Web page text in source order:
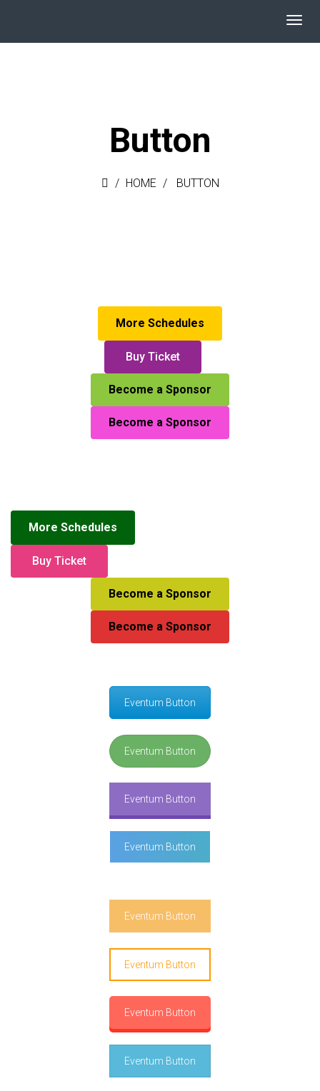
Button
HOME BUTTON
More Schedules
Buy Ticket
Become a Sponsor
Become a Sponsor
More Schedules
Buy Ticket
Become a Sponsor
Become a Sponsor
Eventum Button
Eventum Button
Eventum Button
Eventum Button
Eventum Button
Eventum Button
Eventum Button
Eventum Button